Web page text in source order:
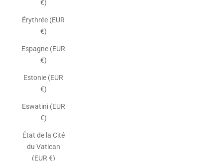
€)
Érythrée (EUR
€)
Espagne (EUR
€)
Estonie (EUR
€)
Eswatini (EUR
€)
État de la Cité
du Vatican
(EUR €)